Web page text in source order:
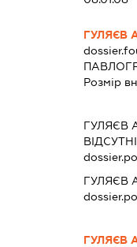
ГУЛЯЄВ
Розмір
ГУЛЯЄВ
ВІДСУТНІ
ГУЛЯЄВ
ГУЛЯЄВ